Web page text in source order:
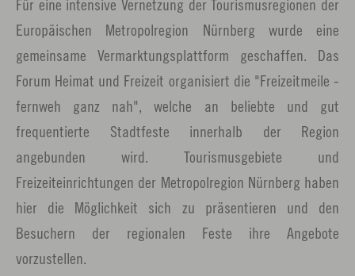
Für eine intensive Vernetzung der Tourismusregionen der
Europäischen Metropolregion Nürnberg wurde eine
gemeinsame Vermarktungsplattform geschaffen. Das
Forum Heimat und Freizeit organisiert die "Freizeitmeile -
fernweh ganz nah", welche an beliebte und gut
frequentierte Stadtfeste innerhalb der Region
angebunden wird. Tourismusgebiete und
Freizeiteinrichtungen der Metropolregion Nürnberg haben
hier die Möglichkeit sich zu präsentieren und den
Besuchern der regionalen Feste ihre Angebote
vorzustellen.